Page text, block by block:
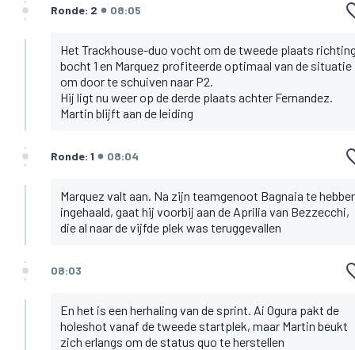
Ronde: 2 08:05
Het Trackhouse-duo vocht om de tweede plaats
bocht 1 en Marquez profiteerde optimaal van de situatie
om door te schuiven naar P2.
Hij ligt nu weer op de derde plaats achter Fernandez.
Martin blijft aan de leiding
Ronde: 1 08:04
Marquez valt aan. Na zijn teamgenoot Bagnaia te
ingehaald, gaat hij voorbij aan de Aprilia van Bezzecchi,
die al naar de vijfde plek was teruggevallen
08:03
En het is een herhaling van de sprint. Ai Ogura pakt de
holeshot vanaf de tweede startplek, maar Martin beukt
zich erlangs om de status quo te herstellen